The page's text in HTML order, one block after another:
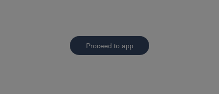
Proceed to app